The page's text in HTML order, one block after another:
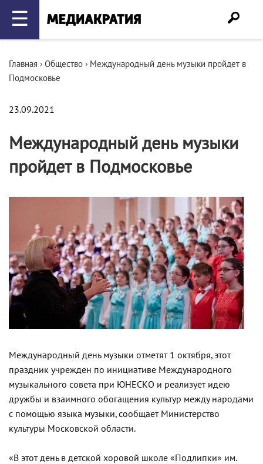
☰
Главная › Общество › Международный день музыки пройдет в
Подмосковье
23.09.2021
Международный день музыки
пройдет в Подмосковье
Международный день музыки отметят 1 октября, этот
праздник учрежден по инициативе Международного
музыкального совета при ЮНЕСКО и реализует идею
дружбы и взаимного обогащения культур между народами
с помощью языка музыки, сообщает Министерство
культуры Московской области.
«В этот день в детской хоровой школе «Подлипки» им.